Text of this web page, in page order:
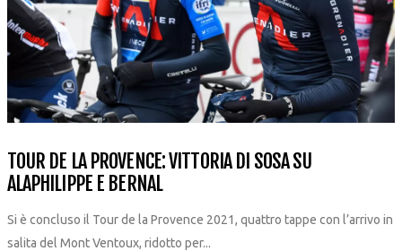
TOUR DE LA PROVENCE: VITTORIA DI SOSA SU
ALAPHILIPPE E BERNAL
Si è concluso il Tour de la Provence 2021, quattro tappe con l’arrivo in
salita del Mont Ventoux, ridotto per...